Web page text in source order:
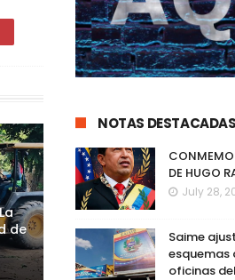
de
NOTAS DESTACADAS
DE HUGO
July 28,
Saime
esquemas
oficinas